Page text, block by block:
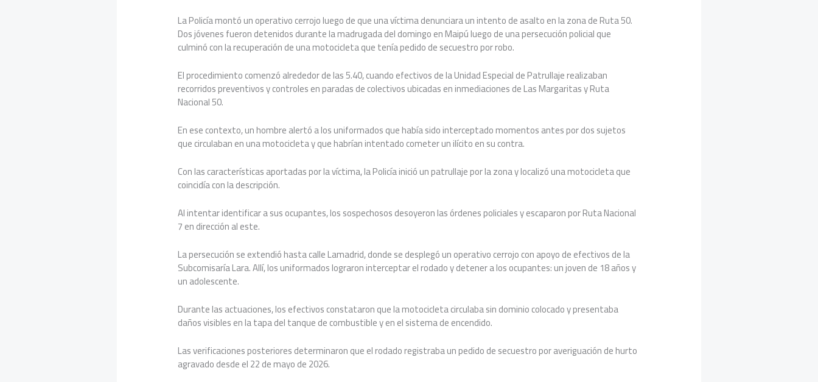
La Policía montó un operativo cerrojo luego de que una víctima denunciara un intento de asalto en la zona de Ruta 50.
Dos jóvenes fueron detenidos durante la madrugada del domingo en Maipú luego de una persecución policial que
culminó con la recuperación de una motocicleta que tenía pedido de secuestro por robo.
El procedimiento comenzó alrededor de las 5.40, cuando efectivos de la Unidad Especial de Patrullaje realizaban
recorridos preventivos y controles en paradas de colectivos ubicadas en inmediaciones de Las Margaritas y Ruta
Nacional 50.
En ese contexto, un hombre alertó a los uniformados que había sido interceptado momentos antes por dos sujetos
que circulaban en una motocicleta y que habrían intentado cometer un ilícito en su contra.
Con las características aportadas por la víctima, la Policía inició un patrullaje por la zona y localizó una motocicleta que
coincidía con la descripción.
Al intentar identificar a sus ocupantes, los sospechosos desoyeron las órdenes policiales y escaparon por Ruta Nacional
7 en dirección al este.
La persecución se extendió hasta calle Lamadrid, donde se desplegó un operativo cerrojo con apoyo de efectivos de la
Subcomisaría Lara. Allí, los uniformados lograron interceptar el rodado y detener a los ocupantes: un joven de 18 años y
un adolescente.
Durante las actuaciones, los efectivos constataron que la motocicleta circulaba sin dominio colocado y presentaba
daños visibles en la tapa del tanque de combustible y en el sistema de encendido.
Las verificaciones posteriores determinaron que el rodado registraba un pedido de secuestro por averiguación de hurto
agravado desde el 22 de mayo de 2026.